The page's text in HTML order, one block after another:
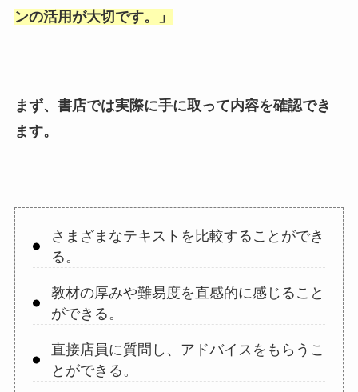
ンの活用が大切です。
」
まず、書店では実際に手に取って内容を確認でき
ます。
さまざまなテキストを比較することができ
る。
教材の厚みや難易度を直感的に感じること
ができる。
直接店員に質問し、アドバイスをもらうこ
とができる。